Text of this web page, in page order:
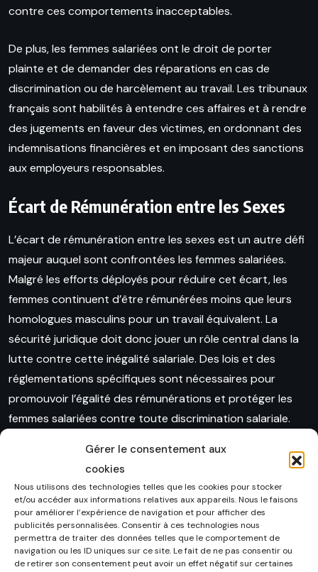
Gérer le consentement aux
cookies
Nous utilisons des technologies telles que les cookies pour stocker
et/ou accéder aux informations relatives aux appareils. Nous le faisons
pour améliorer l’expérience de navigation et pour afficher des
publicités personnalisées. Consentir à ces technologies nous
permettra de traiter des données telles que le comportement de
navigation ou les ID uniques sur ce site. Le fait de ne pas consentir ou
de retirer son consentement peut avoir un effet négatif sur certaines
contre ces comportements inacceptables.
De plus, les femmes salariées ont le droit de porter
plainte et de demander des réparations en cas de
discrimination ou de harcèlement au travail. Les tribunaux
français sont habilités à entendre ces affaires et à rendre
des jugements en faveur des victimes, en ordonnant des
indemnisations financières et en imposant des sanctions
aux employeurs responsables.
Écart de Rémunération entre les Sexes
L’écart de rémunération entre les sexes est un autre défi
majeur auquel sont confrontées les femmes salariées.
Malgré les efforts déployés pour réduire cet écart, les
femmes continuent d’être rémunérées moins que leurs
homologues masculins pour un travail équivalent. La
sécurité juridique doit donc jouer un rôle central dans la
lutte contre cette inégalité salariale. Des lois et des
réglementations spécifiques sont nécessaires pour
promouvoir l’égalité des rémunérations et protéger les
femmes salariées contre toute discrimination salariale.
En France, la loi impose aux employeurs de garantir
l’égalité de rémunération entre les hommes et les femmes
pour un travail de valeur égale ou de valeur équivalente.
Cela signifie que les femmes doivent être payées autant
que les hommes pour un travail similaire, en tenant
compte des compétences, de l’expérience et des